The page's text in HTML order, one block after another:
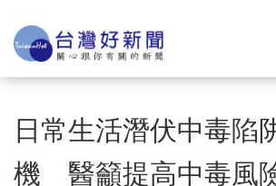
日常生活潛伏中毒陷
機 醫籲提高中毒風